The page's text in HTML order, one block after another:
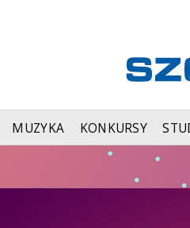
MUZYKA KONKURSY